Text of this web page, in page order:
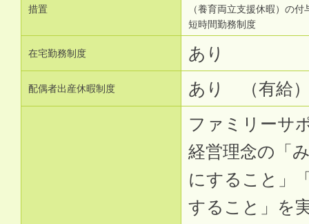
措置
（養育両立支援休暇）の
短時間勤務制度
在宅勤務制度 あり
配偶者出産休暇制度 あり （有給
ファミリーサ
経営理念の「
にすること」
すること」を